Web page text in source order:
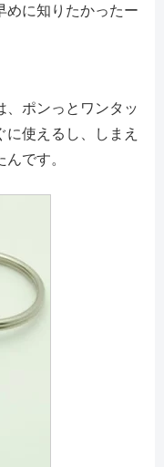
めに知りたかったー
、ポンっとワンタッ
使えるし、しまえ
です。